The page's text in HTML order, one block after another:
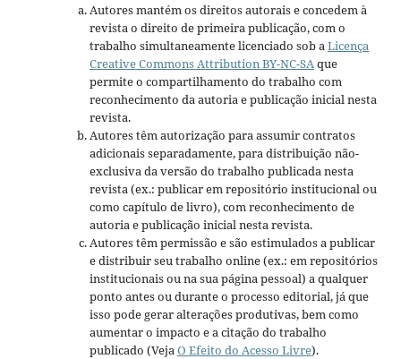
Autores mantém os direitos autorais e concedem à
revista o direito de primeira publicação, com o
trabalho simultaneamente licenciado sob a Licença
Creative Commons Attribution BY-NC-SA que
permite o compartilhamento do trabalho com
reconhecimento da autoria e publicação inicial nesta
revista.
Autores têm autorização para assumir contratos
adicionais separadamente, para distribuição não-
exclusiva da versão do trabalho publicada nesta
revista (ex.: publicar em repositório institucional ou
como capítulo de livro), com reconhecimento de
autoria e publicação inicial nesta revista.
Autores têm permissão e são estimulados a publicar
e distribuir seu trabalho online (ex.: em repositórios
institucionais ou na sua página pessoal) a qualquer
ponto antes ou durante o processo editorial, já que
isso pode gerar alterações produtivas, bem como
aumentar o impacto e a citação do trabalho
publicado (Veja O Efeito do Acesso Livre).